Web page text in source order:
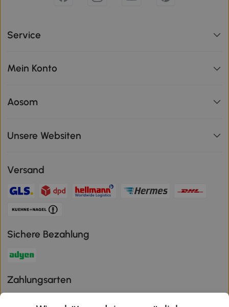
Service
Mein Konto
Aosom
Unsere Websiten
Versand
Sichere Bezahlung
Zahlungsarten